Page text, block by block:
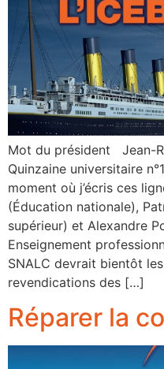
Mot du président Jean-
Quinzaine universitaire
moment où j’écris ces
(Éducation nationale),
supérieur) et Alexandre
Enseignement
SNALC devrait bientôt
revendications des […]
Réparer la